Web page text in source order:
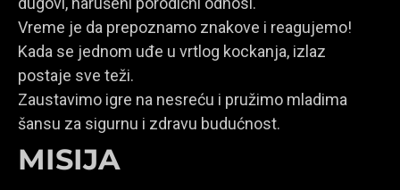
Vreme je da prepoznamo znakove i reagujemo!
Kada se jednom uđe u vrtlog kockanja, izlaz
postaje sve teži.
Zaustavimo igre na nesreću i pružimo mladima
šansu za sigurnu i zdravu budućnost.
MISIJA